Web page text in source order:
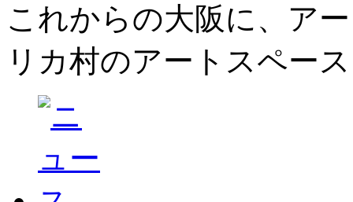
これからの大阪に、ア
リカ村のアートスペー